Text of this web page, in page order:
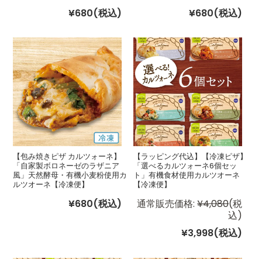
¥680(税込) ¥680(税込)
【包み焼きピザ カルツォーネ】
「自家製ボロネーゼのラザニア
風」天然酵母・有機小麦粉使用カ
ルツオーネ【冷凍便】
¥680(税込)
【ラッピング代込】【冷凍ピザ】
「選べるカルツォーネ6個セッ
ト」有機食材使用カルツオーネ
【冷凍便】
通常販売価格: ¥4,080(税
込)
¥3,998(税込)